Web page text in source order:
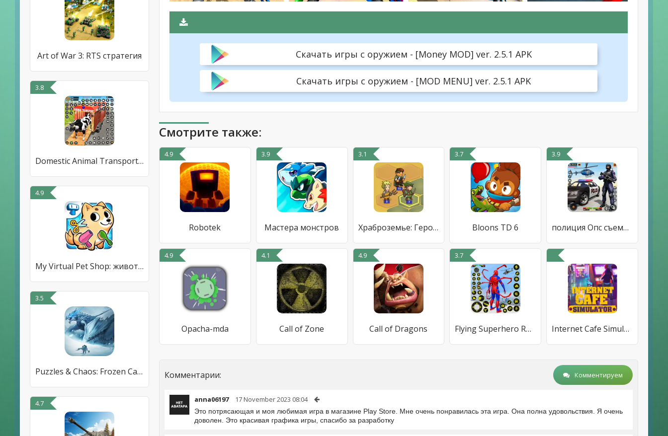
Art of War 3: RTS стратегия
3.8
Domestic Animal Transport Game
4.9
My Virtual Pet Shop: животные
3.5
Puzzles & Chaos: Frozen Castle
4.7
Скачать игры с оружием - [Money MOD] ver. 2.5.1 APK
Скачать игры с оружием - [MOD MENU] ver. 2.5.1 APK
Смотрите также:
4.9
Robotek
3.9
Мастера монстров
3.1
Храброземье: Герои Магии
3.7
Bloons TD 6
3.9
полиция Опс съемка игр оружием
4.9
Opacha-mda
4.1
Call of Zone
4.9
Call of Dragons
3.7
Flying Superhero Robot Games Internet Cafe Simulator
Комментарии: Комментируем
anna06197 17 November 2023 08:04
Это потрясающая и моя любимая игра в магазине Play Store. Мне очень понравилась эта игра. Она полна удовольствия. Я очень
доволен. Это красивая графика игры, спасибо за разработку